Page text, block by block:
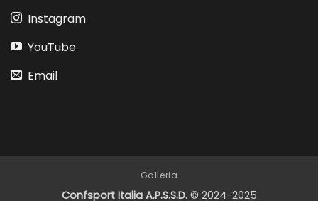
Instagram
YouTube
Email
Galleria
Confsport Italia A.P.S.S.D.© 2024-2025